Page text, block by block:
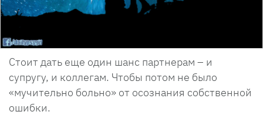
Стоит дать еще один шанс партнерам – и
супругу, и коллегам. Чтобы потом не было
«мучительно больно» от осознания собственной
ошибки.